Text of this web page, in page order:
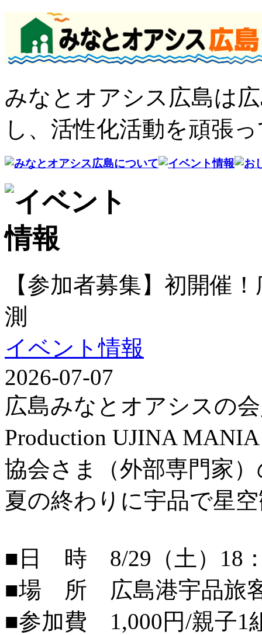
みなとオアシス広島は
し、活性化活動を頑張
【参加者募集】初開催
測
イベント情報
2026-07-07
広島みなとオアシスの
Production UJINA
協会さま（外部専門家
夏の終わりに宇品で星
■日 時 8/29（土）18
■場 所 広島港宇品旅
■参加費 1,000円/親子1